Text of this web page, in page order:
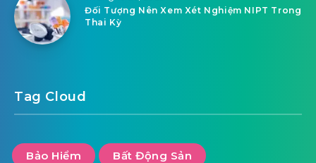
Đối Tượng Nên Xem Xét Nghiệm NIPT Trong
Thai Kỳ
Tag Cloud
Bảo Hiểm Bất Động Sản